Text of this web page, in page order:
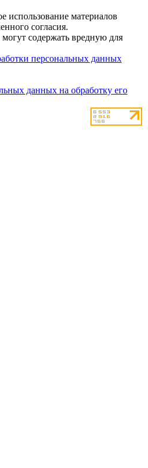
материалов
согласия.
содержать вредную для
персональных данных
данных на обработку его